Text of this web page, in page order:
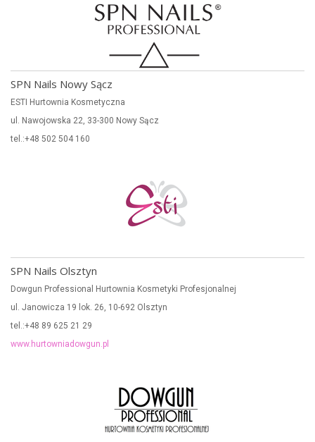
SPN Nails Nowy Sącz
ESTI Hurtownia Kosmetyczna
ul. Nawojowska 22, 33-300 Nowy Sącz
tel.:+48 502 504 160
SPN Nails Olsztyn
Dowgun Professional Hurtownia Kosmetyki Profesjonalnej
ul. Janowicza 19 lok. 26, 10-692 Olsztyn
tel.:+48 89 625 21 29
www.hurtowniadowgun.pl